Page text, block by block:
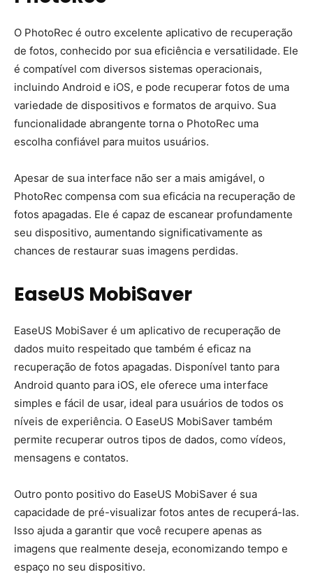
O PhotoRec é outro excelente aplicativo de recuperação
de fotos, conhecido por sua eficiência e versatilidade. Ele
é compatível com diversos sistemas operacionais,
incluindo Android e iOS, e pode recuperar fotos de uma
variedade de dispositivos e formatos de arquivo. Sua
funcionalidade abrangente torna o PhotoRec uma
escolha confiável para muitos usuários.
Apesar de sua interface não ser a mais amigável, o
PhotoRec compensa com sua eficácia na recuperação de
fotos apagadas. Ele é capaz de escanear profundamente
seu dispositivo, aumentando significativamente as
chances de restaurar suas imagens perdidas.
EaseUS MobiSaver
EaseUS MobiSaver é um aplicativo de recuperação de
dados muito respeitado que também é eficaz na
recuperação de fotos apagadas. Disponível tanto para
Android quanto para iOS, ele oferece uma interface
simples e fácil de usar, ideal para usuários de todos os
níveis de experiência. O EaseUS MobiSaver também
permite recuperar outros tipos de dados, como vídeos,
mensagens e contatos.
Outro ponto positivo do EaseUS MobiSaver é sua
capacidade de pré-visualizar fotos antes de recuperá-las.
Isso ajuda a garantir que você recupere apenas as
imagens que realmente deseja, economizando tempo e
espaço no seu dispositivo.